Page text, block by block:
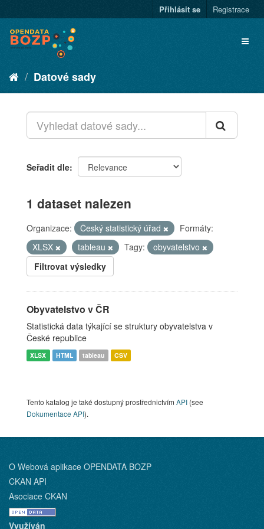
Přihlásit se Registrace
Datové sady
Seřadit dle
1 dataset nalezen
Organizace: Český statistický úřad
Formáty:
XLSX
tableau Tagy:
obyvatelstvo
Filtrovat výsledky
Obyvatelstvo v ČR
Statistická data týkající se struktury obyvatelstva v
České republice
XLSX HTML tableau CSV
Tento katalog je také dostupný prostřednictvím API (see
Dokumentace API).
O Webová aplikace OPENDATA BOZP
CKAN API
Asociace CKAN
Využíván